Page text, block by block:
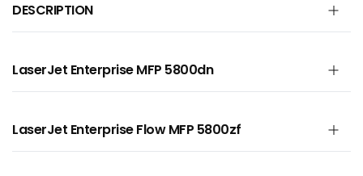
DESCRIPTION
LaserJet Enterprise MFP 5800dn
LaserJet Enterprise Flow MFP 5800zf